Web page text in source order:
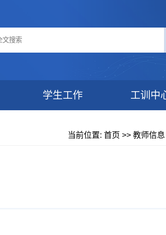
学生工作 工训中
当前位置: 首页 >> 教师信息